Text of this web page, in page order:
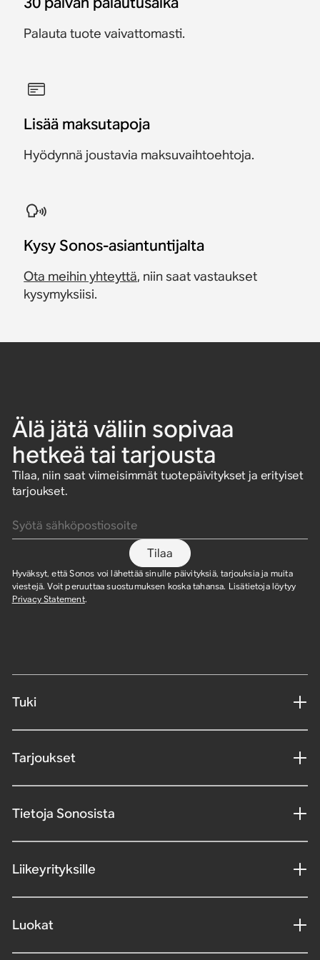
Palauta tuote vaivattomasti.
Lisää maksutapoja
Hyödynnä joustavia maksuvaihtoehtoja.
Kysy Sonos-asiantuntijalta
Ota meihin yhteyttä, niin saat vastaukset
kysymyksiisi.
Älä jätä väliin sopivaa
hetkeä tai tarjousta
Tilaa, niin saat viimeisimmät tuotepäivitykset ja erityiset
tarjoukset.
Tilaa
Hyväksyt, että Sonos voi lähettää sinulle päivityksiä, tarjouksia ja muita
viestejä. Voit peruuttaa suostumuksen koska tahansa. Lisätietoja löytyy
Privacy Statement.
Tuki
Tarjoukset
Tietoja Sonosista
Liikeyrityksille
Luokat